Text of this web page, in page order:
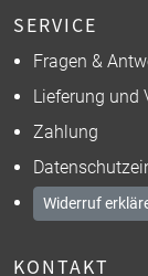
SERVICE
Fragen &
Lieferung und
Zahlung
Widerruf
KONTAKT